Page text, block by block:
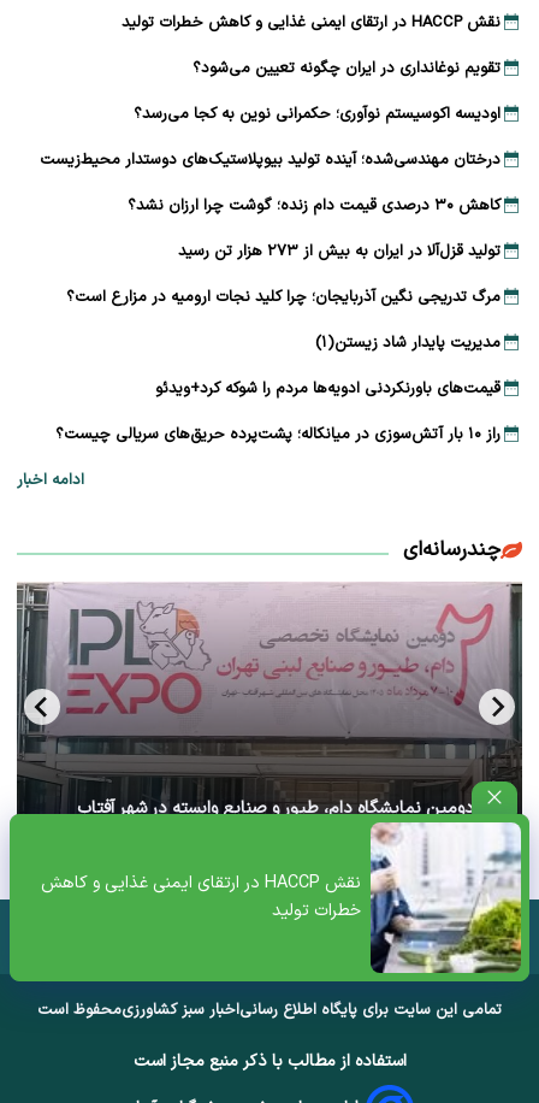
نقش HACCP در ارتقای ایمنی غذایی و کاهش
خطرات تولید
نقش HACCP در ارتقای ایمنی غذایی و کاهش خطرات تولید
تقویم نوغانداری در ایران چگونه تعیین می‌شود؟
اودیسه اکوسیستم نوآوری؛ حکمرانی نوین به کجا می‌رسد؟
درختان مهندسی‌شده؛ آینده تولید بیوپلاستیک‌های دوستدار محیط‌زیست
کاهش ۳۰ درصدی قیمت دام زنده؛ گوشت چرا ارزان نشد؟
تولید قزل‌آلا در ایران به بیش از ۲۷۳ هزار تن رسید
مرگ تدریجی نگین آذربایجان؛ چرا کلید نجات ارومیه در مزارع است؟
مدیریت پایدار شاد زیستن(۱)
قیمت‌های باورنکردنی ادویه‌ها مردم را شوکه کرد+ویدئو
راز ۱۰ بار آتش‌سوزی در میانکاله؛ پشت‌پرده حریق‌های سریالی چیست؟
ادامه اخبار
چندرسانه‌ای
آغاز دومین نمایشگاه دام، طیور و صنایع وابسته در شهر آفتاب
تهران+ ویدئو
تمامی این سایت برای پایگاه اطلاع رسانیاخبار سبز کشاورزیمحفوظ است
استفاده از مطالب با ذکر منبع مجاز است